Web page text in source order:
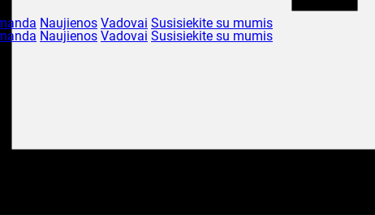
Naujienos Vadovai Susisiekite su mumis
Naujienos Vadovai Susisiekite su mumis